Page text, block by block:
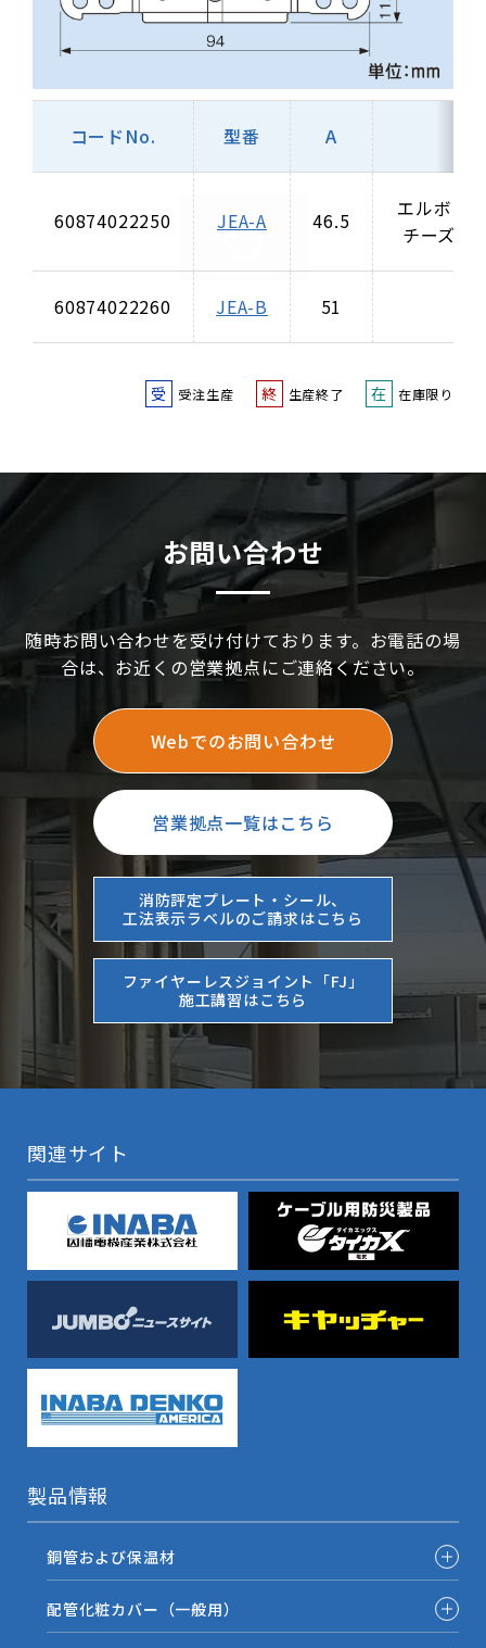
コードNo. 型番 A
60874022250 JEA-A 46.5
エルボカ
チーズカ
60874022260 JEA-B 51
受 受注生産 終 生産終了 在 在庫限り
お問い合わせ
随時お問い合わせを受け付けております。お電話の場
合は、お近くの営業拠点にご連絡ください。
Webでのお問い合わせ
営業拠点一覧はこちら
消防評定プレート・シール、
工法表示ラベルのご請求はこちら
ファイヤーレスジョイント「FJ」
施工講習はこちら
関連サイト
製品情報
銅管および保温材
配管化粧カバー（一般用）